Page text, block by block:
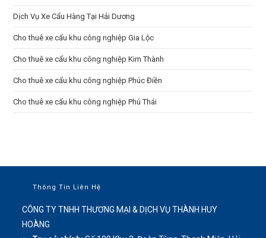
Dịch Vụ Xe Cẩu Hàng Tại Hải Dương
Cho thuê xe cẩu khu công nghiệp Gia Lộc
Cho thuê xe cẩu khu công nghiệp Kim Thành
Cho thuê xe cẩu khu công nghiệp Phúc Điền
Cho thuê xe cẩu khu công nghiệp Phú Thái
Thông Tin Liên Hệ
CÔNG TY TNHH THƯƠNG MẠI & DỊCH VỤ THÀNH HUY
HOÀNG